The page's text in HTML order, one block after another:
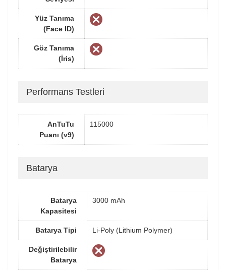
Yüz Tanıma
(Face ID)
Göz Tanıma
(İris)
Performans Testleri
AnTuTu
Puanı (v9)
115000
Batarya
Batarya
Kapasitesi
3000 mAh
Batarya Tipi Li-Poly (Lithium Polymer)
Değiştirilebilir
Batarya